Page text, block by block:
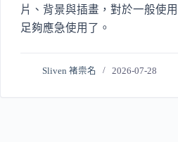
片、背景與插畫，對於一般使
足夠應急使用了。
Sliven 褚崇名 2026-07-28